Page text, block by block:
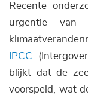
Recente
urgentie van
IPCC
blijkt dat de
voorspeld, wat